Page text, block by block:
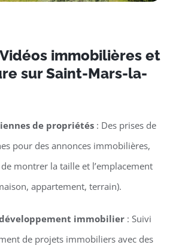
immobilières et
sur Saint-Mars-la-
de propriétés: Des prises de
pour des annonces immobilières,
montrer la taille et l’emplacement
appartement, terrain).
immobilier: Suivi
de projets immobiliers avec des